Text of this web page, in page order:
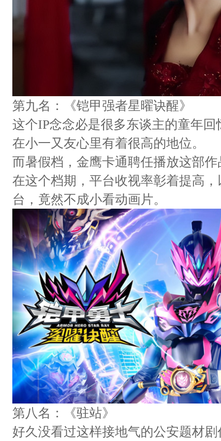
第九名：《铠甲强者星曜诀醒》
这个IP念念必是很多东谈主的童年
在小一又友心里有着很高的地位。
而暑假档，金鹰卡通聘任播放这部
在这个档期，平台收视率彰着提高
台，竟然不成小看动画片。
第八名：《驻站》
好久没看过这样接地气的公安题材